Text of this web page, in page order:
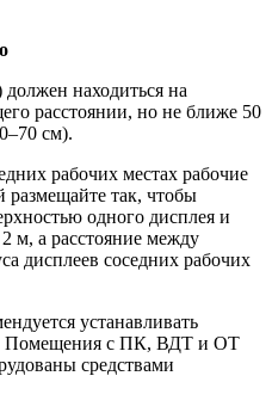
находиться на
расстоянии, но не ближе 50
см).
рабочих местах рабочие
размещайте так, чтобы
одного дисплея и
м, а расстояние между
дисплеев соседних рабочих
устанавливать
Помещения с ПК, ВДТ и ОТ
средствами